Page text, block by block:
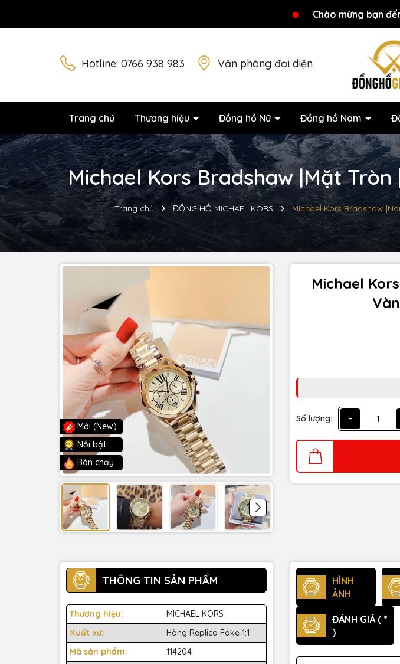
Chào mừng bạn
Chương trình
Hotline: 0766 938 983 Văn phòng đại diện
Trang chủ Thương hiệu Đồng hồ Nữ Đồng hồ Nam
Michael Kors Bradshaw |Mặt
Trang chủ ĐỒNG HỒ MICHAEL KORS Michael Kors Bradshaw
Mới (New)
Nổi bật
Bán chạy
Michael
Số lượng: -
THÔNG TIN SẢN PHẨM
Thương hiệu:
MICHAEL KORS
Xuất xứ:
Hàng Replica Fake 1:1
Mã sản phẩm:
114204
HÌNH
ẢNH
ĐÁNH GIÁ ( *
)